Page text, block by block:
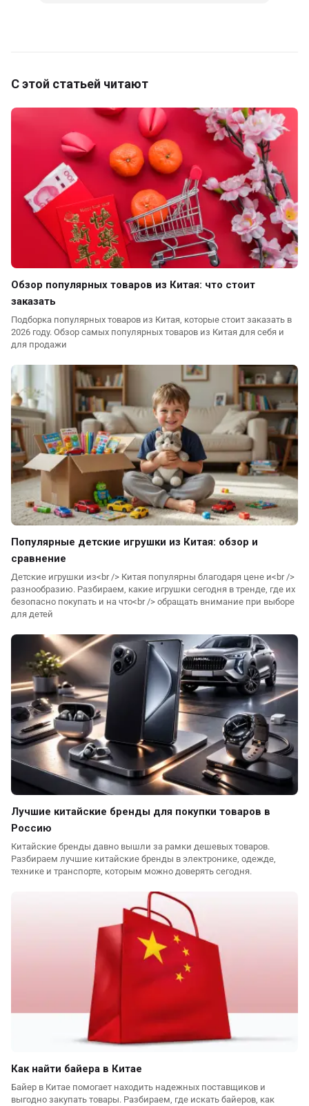
С этой статьей читают
Обзор популярных товаров из Китая: что стоит
заказать
Подборка популярных товаров из Китая, которые стоит заказать в
2026 году. Обзор самых популярных товаров из Китая для себя и
для продажи
Популярные детские игрушки из Китая: обзор и
сравнение
Детские игрушки из<br /> Китая популярны благодаря цене и<br />
разнообразию. Разбираем, какие игрушки сегодня в тренде, где их
безопасно покупать и на что<br /> обращать внимание при выборе
для детей
Лучшие китайские бренды для покупки товаров в
Россию
Китайские бренды давно вышли за рамки дешевых товаров.
Разбираем лучшие китайские бренды в электронике, одежде,
технике и транспорте, которым можно доверять сегодня.
Как найти байера в Китае
Байер в Китае помогает находить надежных поставщиков и
выгодно закупать товары. Разбираем, где искать байеров, как